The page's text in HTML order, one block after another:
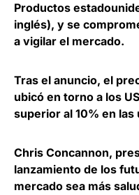
Productos
inglés), y se
a vigilar el mercado.
Tras el anuncio, el
ubicó en torno a los
superior al 10% en
Chris Concannon,
lanzamiento de los
mercado sea más